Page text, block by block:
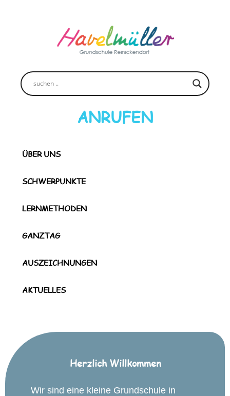
ANRUFEN
ÜBER UNS
SCHWERPUNKTE
LERNMETHODEN
GANZTAG
AUSZEICHNUNGEN
AKTUELLES
Herzlich Willkommen
Wir sind eine kleine Grundschule in